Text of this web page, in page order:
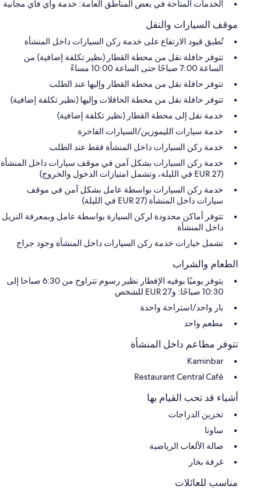
الخدمات المتاحة في بعض المناطق العامة: خدمة واي فاي مجانية
موقف السيارات والنقل
تُطبق قيود الارتفاع على خدمة ركن السيارات داخل المنشأة
تتوفر حافلة نقل من محطة القطار (نظير تكلفة إضافية) من
الساعة 7:00 صباحًا حتى الساعة 10:00 مساءً
تتوفر حافلة نقل من محطة القطار وإليها عند الطلب
تتوفر حافلة نقل من محطة الحافلات وإليها (نظير تكلفة إضافية)
خدمة نقل إلى محطة القطار (نظير تكلفة إضافية)
خدمة سيارات الليموزين/السيارات الفاخرة
خدمة ركن السيارات داخل المنشأة فقط عند الطلب
خدمة ركن السيارات بشكل آمن في موقف سيارات داخل المنشأة
(EUR 27 في الليلة، وتشمل امتيازات الدخول والخروج)
خدمة ركن السيارات بواسطة عامل بشكل آمن في موقف
سيارات داخل المنشأة (EUR 27 في الليلة)
تتوفر أماكن محدودة لركن السيارة بواسطة عامل وبمعرفة النزيل
داخل المنشأة
تشمل خيارات خدمة ركن السيارات داخل المنشأة وجود جراج
الطعام والشراب
يتوفر يوميًا بوفيه الإفطار نظير رسوم تتراوح من 6:30 صباحا إلى
10:30 صباحًا: و27 EUR للشخص
بار واحد/استراحة واحدة
مطعم واحد
تتوفر مطاعم داخل المنشأة
Kaminbar
Restaurant Central Café
أشياء قد تحب القيام بها
تخزين الدراجات
ساونا
صالة الألعاب الرياضية
غرفة بخار
مناسب للعائلات